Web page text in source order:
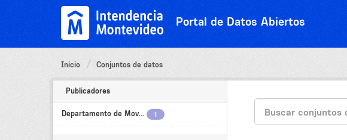
Portal de Datos Abiertos
Inicio Conjuntos de datos
Publicadores
Departamento de Mov... 1